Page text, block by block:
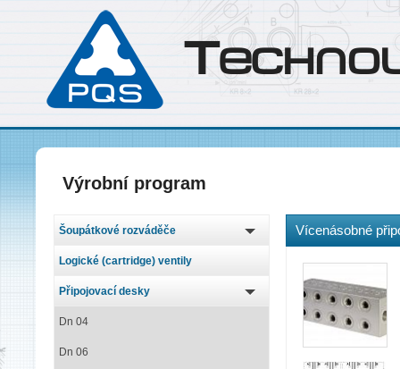
T
Výrobní program
Šoupátkové rozváděče
Logické (cartridge) ventily
Připojovací desky
Dn 04
Dn 06
Vícenásobné